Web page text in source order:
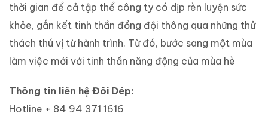
thời gian để cả tập thể công ty có dịp rèn luyện sức
khỏe, gắn kết tinh thần đồng đội thông qua những thử
thách thú vị từ hành trình. Từ đó, bước sang một mùa
làm việc mới với tinh thần năng động của mùa hè
Thông tin liên hệ Đôi Dép:
Hotline + 84 94 371 1616